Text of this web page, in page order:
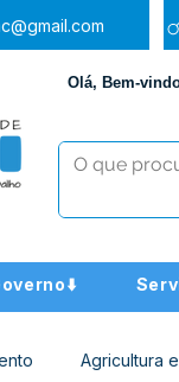
Olá, Bem-
Agricultura